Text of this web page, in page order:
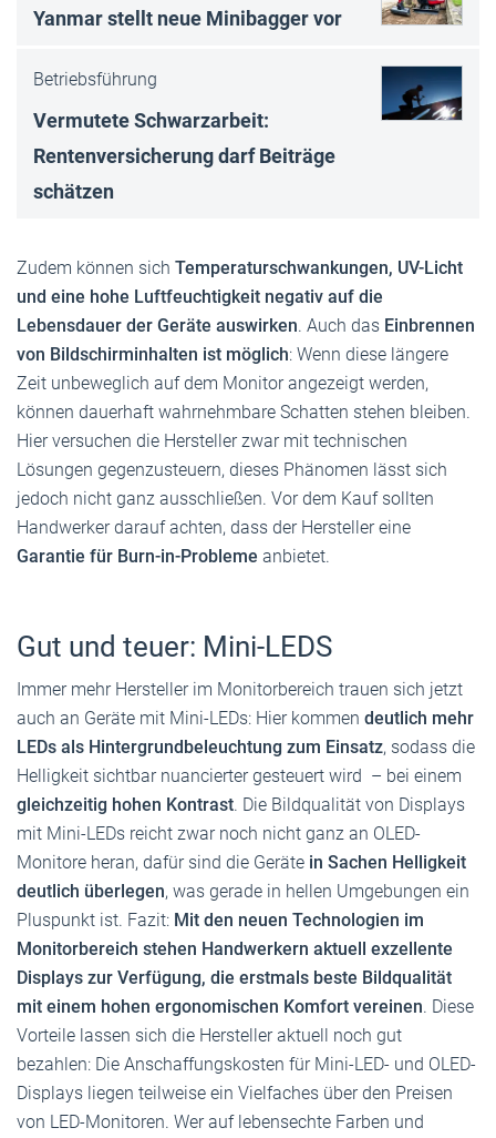
Yanmar stellt neue Minibagger vor
Betriebsführung
Vermutete Schwarzarbeit:
Rentenversicherung darf Beiträge
schätzen
Zudem können sich Temperaturschwankungen, UV-Licht
und eine hohe Luftfeuchtigkeit negativ auf die
Lebensdauer der Geräte auswirken. Auch das Einbrennen
von Bildschirminhalten ist möglich: Wenn diese längere
Zeit unbeweglich auf dem Monitor angezeigt werden,
können dauerhaft wahrnehmbare Schatten stehen bleiben.
Hier versuchen die Hersteller zwar mit technischen
Lösungen gegenzusteuern, dieses Phänomen lässt sich
jedoch nicht ganz ausschließen. Vor dem Kauf sollten
Handwerker darauf achten, dass der Hersteller eine
Garantie für Burn-in-Probleme anbietet.
Gut und teuer: Mini-LEDS
Immer mehr Hersteller im Monitorbereich trauen sich jetzt
auch an Geräte mit Mini-LEDs: Hier kommen deutlich mehr
LEDs als Hintergrundbeleuchtung zum Einsatz, sodass die
Helligkeit sichtbar nuancierter gesteuert wird – bei einem
gleichzeitig hohen Kontrast. Die Bildqualität von Displays
mit Mini-LEDs reicht zwar noch nicht ganz an OLED-
Monitore heran, dafür sind die Geräte in Sachen Helligkeit
deutlich überlegen, was gerade in hellen Umgebungen ein
Pluspunkt ist. Fazit: Mit den neuen Technologien im
Monitorbereich stehen Handwerkern aktuell exzellente
Displays zur Verfügung, die erstmals beste Bildqualität
mit einem hohen ergonomischen Komfort vereinen. Diese
Vorteile lassen sich die Hersteller aktuell noch gut
bezahlen: Die Anschaffungskosten für Mini-LED- und OLED-
Displays liegen teilweise ein Vielfaches über den Preisen
von LED-Monitoren. Wer auf lebensechte Farben und